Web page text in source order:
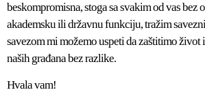
beskompromisna, stoga sa svakim od vas bez
akademsku ili državnu funkciju, tražim
savezom mi možemo uspeti da zaštitimo život
naših građana bez razlike.
Hvala vam!